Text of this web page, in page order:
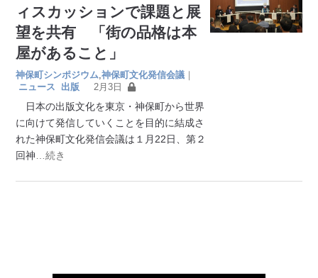
ィスカッションで課題と展
望を共有 「街の品格は本
屋があること」
神保町シンポジウム ,神保町文化発信会議 ｜
ニュース
出版 2月3日
日本の出版文化を東京・神保町から世界
に向けて発信していくことを目的に結成さ
れた神保町文化発信会議は１月22日、第２
回神 …続き